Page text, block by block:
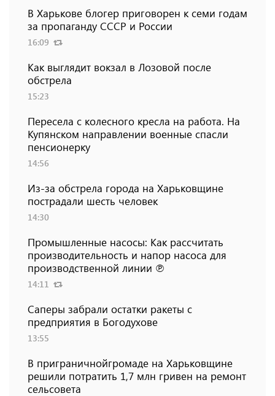
В Харькове блогер приговорен к семи годам
за пропаганду СССР и России
16:09
Как выглядит вокзал в Лозовой после
обстрела
15:23
Пересела с колесного кресла на работа. На
Купянском направлении военные спасли
пенсионерку
14:56
Из-за обстрела города на Харьковщине
пострадали шесть человек
14:30
Промышленные насосы: Как рассчитать
производительность и напор насоса для
производственной линии ℗
14:11
Саперы забрали остатки ракеты с
предприятия в Богодухове
13:55
В приграничнойгромаде на Харьковщине
решили потратить 1,7 млн ​​гривен на ремонт
сельсовета